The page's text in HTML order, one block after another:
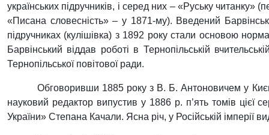
українських підручників, і серед них – «Руську
«Писана словесність» – у 1871-му). Введений
підручниках (кулішівка) з 1892 року стали основою
Барвінський віддав роботі в Тернопільській
Тернопільської повітової ради.
Обговоривши 1885 року з В. Б. Антоновичем у
науковий редактор випустив у 1886 р. п’ять томів цієї
України» Степана Качали. Ясна річ, у Російській імперії